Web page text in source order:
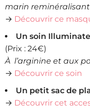
marin reminéralisant
→ Découvrir ce
Un soin
(Prix : 24€)
À l’arginine et aux
→ Découvrir ce soin
Un petit sac de
→ Découvrir cet